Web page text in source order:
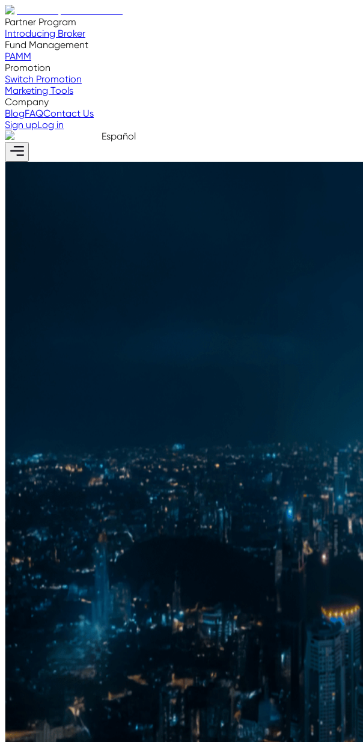
Partner Program
Introducing Broker
Fund Management
PAMM
Promotion
Switch Promotion
Marketing Tools
Company
BlogFAQContact Us
Sign upLog in
Español